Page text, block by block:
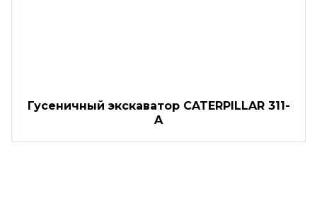
Гусеничный экскаватор CATERPILLAR 311-
A